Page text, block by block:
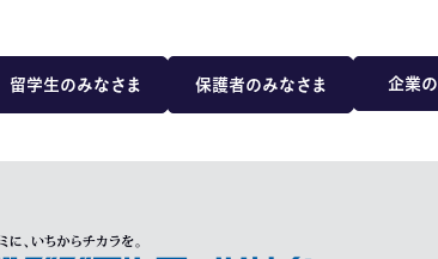
留学生のみなさま 保護者のみなさま 企業